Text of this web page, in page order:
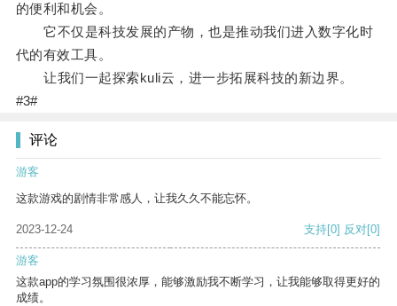
的便利和机会。
它不仅是科技发展的产物，也是推动我们进入数字化时
代的有效工具。
让我们一起探索kuli云，进一步拓展科技的新边界。
#3#
评论
游客
这款游戏的剧情非常感人，让我久久不能忘怀。
2023-12-24 支持[0] 反对[0]
游客
这款app的学习氛围很浓厚，能够激励我不断学习，让我能够取得更好的
成绩。